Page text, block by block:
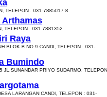
TELEPON : 031-7885017-8
Arthamas
TELEPON : 031-7881352
Raya
BLOK B NO 9 CANDI, TELEPON : 031-
Bumindo
JL.SUNANDAR PRIYO SUDARMO, TELEPON
LARANGAN CANDI, TELEPON : 031-